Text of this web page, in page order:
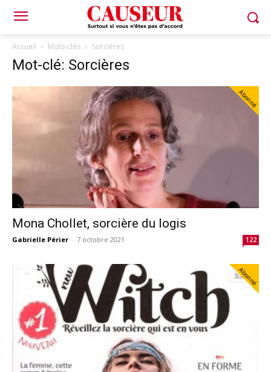
Accueil Mots-clés Sorcières
Mot-clé: Sorcières
Abonné
Mona Chollet, sorcière du logis
Gabrielle Périer - 7 octobre 2021 122
Abonné